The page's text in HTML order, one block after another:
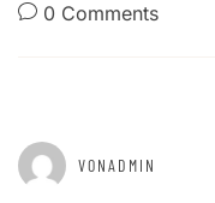
0 Comments
GEPOSTET AM
VONADMIN